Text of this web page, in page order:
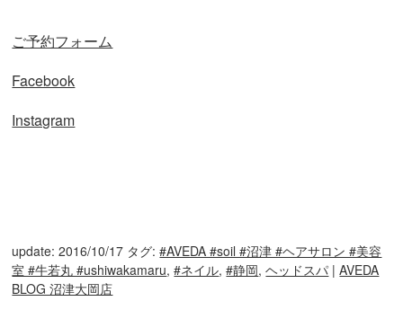
ご予約フォーム
Facebook
Instagram
update: 2016/10/17 タグ:#AVEDA #soil #沼津 #ヘアサロン #美容
室 #牛若丸 #ushiwakamaru,#ネイル,#静岡,ヘッドスパ |AVEDA
BLOG 沼津大岡店